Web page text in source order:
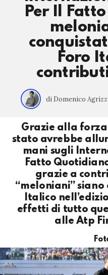
Per Il
Foro
di Domenico
Grazie alla
stato avrebbe
mani sugli
Fatto
grazie a
“meloniani”
Italico
effetti di tutto
alle Atp